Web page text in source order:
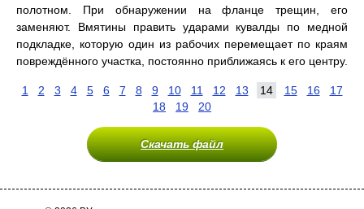
полотном. При обнаружении на фланце трещин, его
заменяют. Вмятины править ударами кувалды по медной
подкладке, которую один из рабочих перемещает по краям
повреждённого участка, постоянно приближаясь к его центру.
1 2 3 4 5 6 7 8 9 10 11 12 13 14 15 16
17
18
19 20
Скачать файл